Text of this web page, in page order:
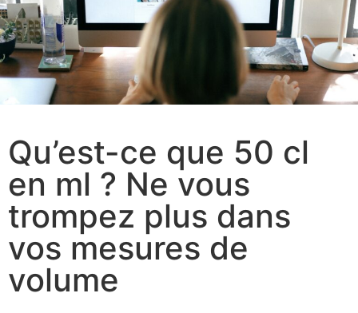
Qu’est-ce que 50 cl
en ml ? Ne vous
trompez plus dans
vos mesures de
volume